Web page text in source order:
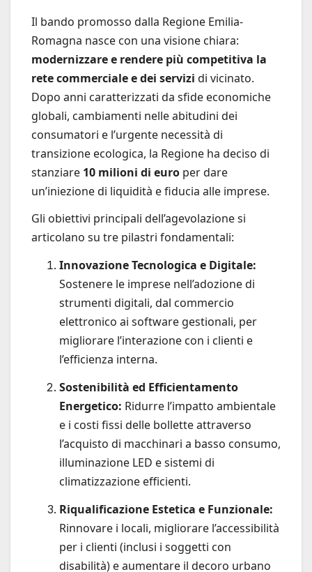
Il bando promosso dalla Regione Emilia-
Romagna nasce con una visione chiara:
modernizzare e rendere più competitiva la
rete commerciale e dei servizi di vicinato.
Dopo anni caratterizzati da sfide economiche
globali, cambiamenti nelle abitudini dei
consumatori e l’urgente necessità di
transizione ecologica, la Regione ha deciso di
stanziare 10 milioni di euro per dare
un’iniezione di liquidità e fiducia alle imprese.
Gli obiettivi principali dell’agevolazione si
articolano su tre pilastri fondamentali:
Innovazione Tecnologica e Digitale:
Sostenere le imprese nell’adozione di
strumenti digitali, dal commercio
elettronico ai software gestionali, per
migliorare l’interazione con i clienti e
l’efficienza interna.
Sostenibilità ed Efficientamento
Energetico: Ridurre l’impatto ambientale
e i costi fissi delle bollette attraverso
l’acquisto di macchinari a basso consumo,
illuminazione LED e sistemi di
climatizzazione efficienti.
Riqualificazione Estetica e Funzionale:
Rinnovare i locali, migliorare l’accessibilità
per i clienti (inclusi i soggetti con
disabilità) e aumentare il decoro urbano